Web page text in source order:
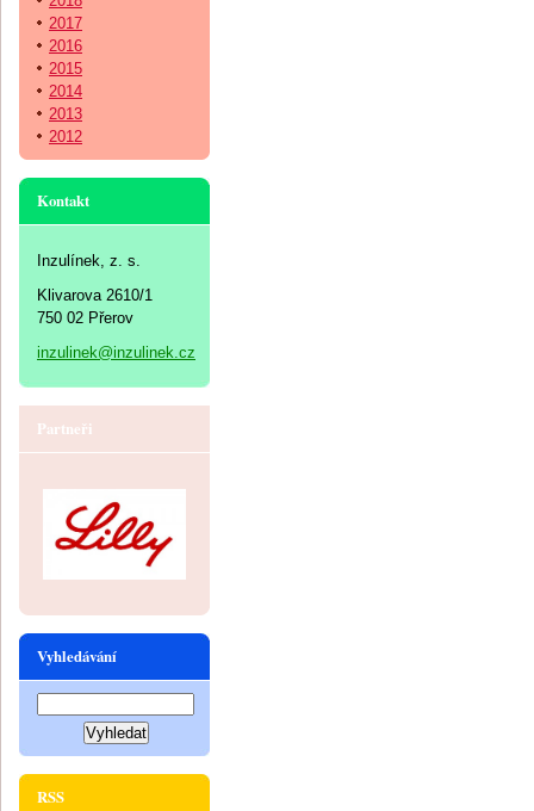
2017
2016
2015
2014
2013
2012
Kontakt
Inzulínek, z. s.
Klivarova 2610/1
750 02 Přerov
inzulinek@inzulinek.cz
Partneři
Vyhledávání
RSS